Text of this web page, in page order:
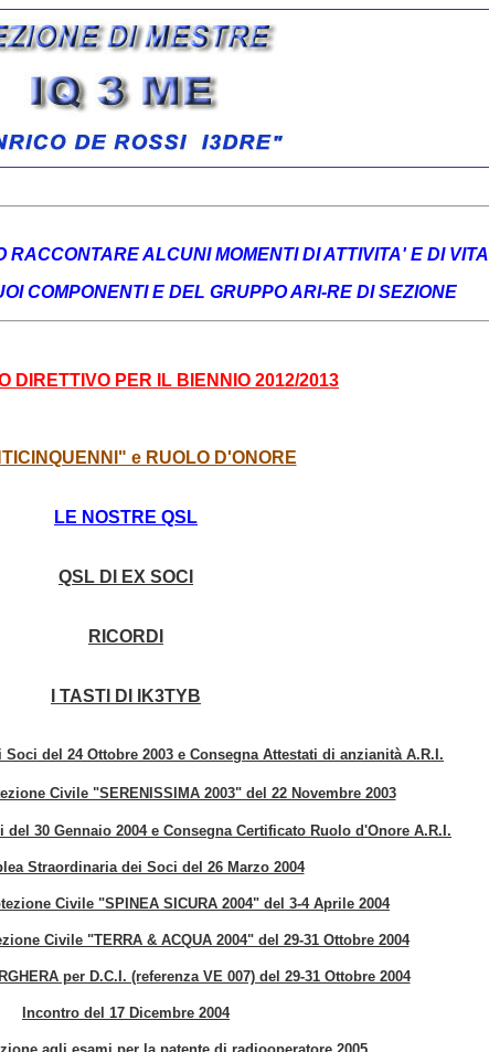
RACCONTARE ALCUNI MOMENTI DI ATTIVITA' E DI VITA
COMPONENTI E DEL GRUPPO ARI-RE DI SEZIONE
DIRETTIVO PER IL BIENNIO 2012/2013
e RUOLO D'ONORE
LE NOSTRE QSL
QSL DI EX SOCI
RICORDI
I TASTI DI IK3TYB
del 24 Ottobre 2003 e Consegna Attestati di anzianità A.R.I.
Civile "SERENISSIMA 2003" del 22 Novembre 2003
30 Gennaio 2004 e Consegna Certificato Ruolo d'Onore A.R.I.
Straordinaria dei Soci del 26 Marzo 2004
Civile "SPINEA SICURA 2004" del 3-4 Aprile 2004
Civile "TERRA & ACQUA 2004" del 29-31 Ottobre 2004
per D.C.I. (referenza VE 007) del 29-31 Ottobre 2004
Incontro del 17 Dicembre 2004